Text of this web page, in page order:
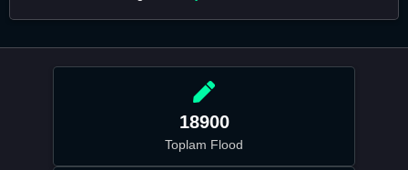
18900
Toplam Flood